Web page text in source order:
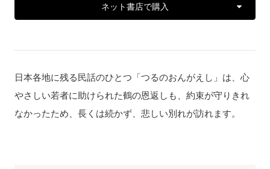
ネット書店で購入
日本各地に残る民話のひとつ「つるのおんがえし」は、心
やさしい若者に助けられた鶴の恩返しも、約束が守りきれ
なかったため、長くは続かず、悲しい別れが訪れます。